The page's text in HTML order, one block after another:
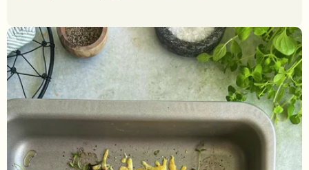
denne
oppskriften.